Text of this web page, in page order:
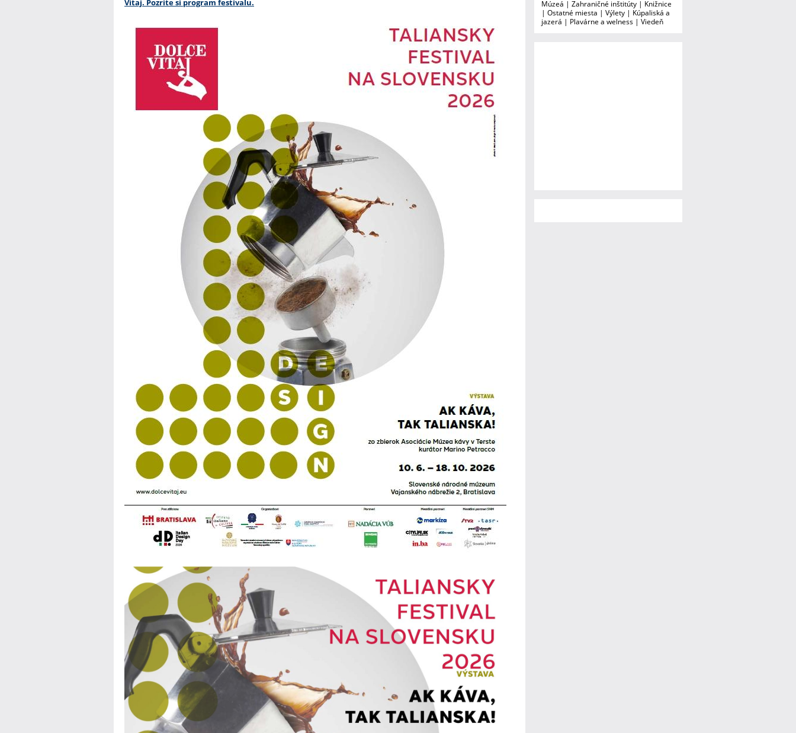
Vitaj. Pozrite si program festivalu.
Múzeá | Zahraničné inštitúty | Knižnice
| Ostatné miesta | Výlety | Kúpaliská a
jazerá | Plavárne a welness | Viedeň